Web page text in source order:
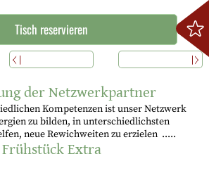
Tisch reservieren
der Netzwerkpartner
Kompetenzen ist unser Netzwerk
zu bilden, in unterschiedlichsten
neue Rewichweiten zu erzielen .....
Frühstück Extra